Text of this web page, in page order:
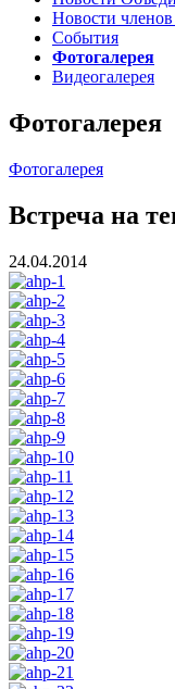
Новости
События
Фотогалерея
Видеогалерея
Фотогалерея
Фотогалерея
Встреча на
24.04.2014